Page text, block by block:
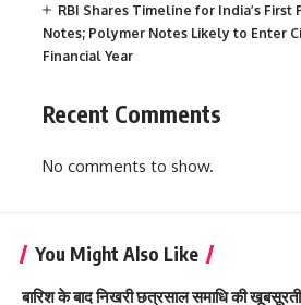
RBI Shares Timeline for India’s First
Notes; Polymer Notes Likely to Enter
Financial Year
Recent Comments
No comments to show.
You Might Also Like
बारिश के बाद निखरी छत्रसाल समाधि की खूबसूरती